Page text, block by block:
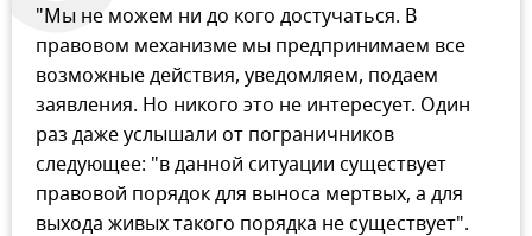
"Мы не можем ни до кого достучаться. В
правовом механизме мы предпринимаем все
возможные действия, уведомляем, подаем
заявления. Но никого это не интересует. Один
раз даже услышали от пограничников
следующее: "в данной ситуации существует
правовой порядок для выноса мертвых, а для
выхода живых такого порядка не существует".